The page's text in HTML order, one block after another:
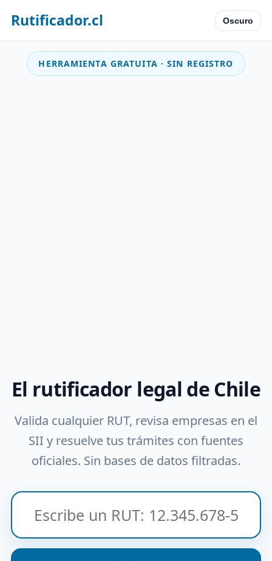
Rutificador.cl Oscuro
HERRAMIENTA GRATUITA · SIN REGISTRO
El rutificador legal de Chile
Valida cualquier RUT, revisa empresas en el
SII y resuelve tus trámites con fuentes
oficiales. Sin bases de datos filtradas.